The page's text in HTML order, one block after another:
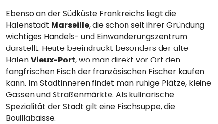
Ebenso an der Südküste Frankreichs liegt die
Hafenstadt Marseille, die schon seit ihrer Gründung
wichtiges Handels- und Einwanderungszentrum
darstellt. Heute beeindruckt besonders der alte
HafenVieux-Port, wo man direkt vor Ort den
fangfrischen Fisch der französischen Fischer kaufen
kann. Im Stadtinneren findet man ruhige Plätze, kleine
Gassen und Straßenmärkte. Als kulinarische
Spezialität der Stadt gilt eine Fischsuppe, die
Bouillabaisse.